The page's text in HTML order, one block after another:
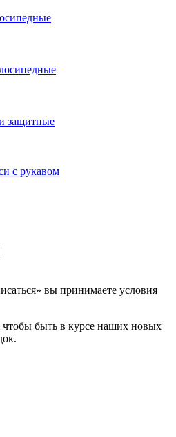
защитные
с рукавом
вы принимаете условия
быть в курсе наших новых